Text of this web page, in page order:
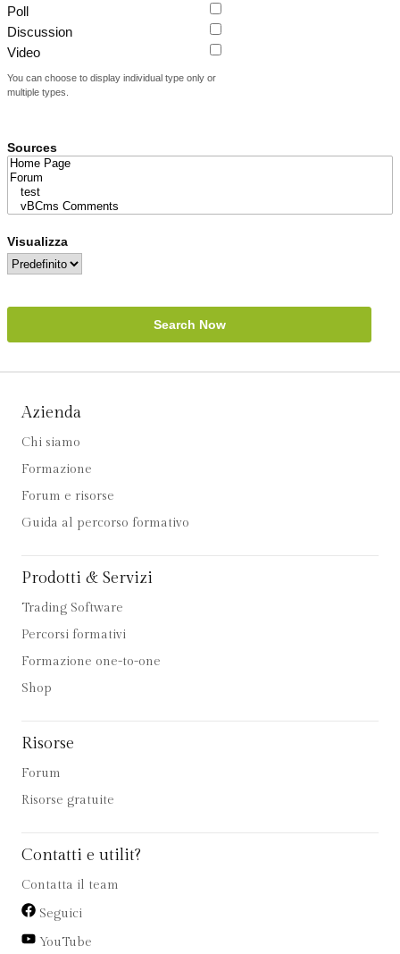
Poll
Discussion
Video
You can choose to display individual type only or
multiple types.
Sources
Visualizza
Search Now
Azienda
Chi siamo
Formazione
Forum e risorse
Guida al percorso formativo
Prodotti & Servizi
Trading Software
Percorsi formativi
Formazione one-to-one
Shop
Risorse
Forum
Risorse gratuite
Contatti e utilit?
Contatta il team
Seguici
YouTube